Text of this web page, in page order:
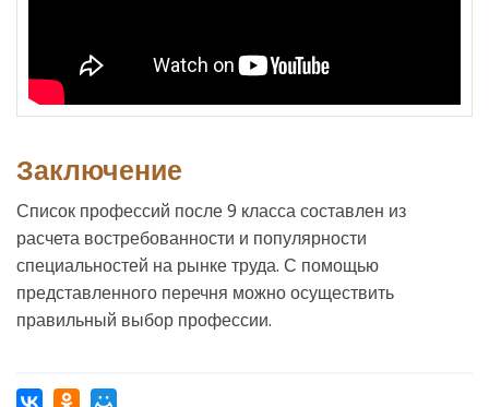
Заключение
Список профессий после 9 класса составлен из
расчета востребованности и популярности
специальностей на рынке труда. С помощью
представленного перечня можно осуществить
правильный выбор профессии.